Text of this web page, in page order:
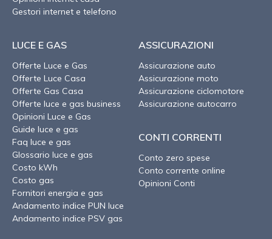
Gestori internet e telefono
LUCE E GAS
Offerte Luce e Gas
Offerte Luce Casa
Offerte Gas Casa
Offerte luce e gas business
Opinioni Luce e Gas
Guide luce e gas
Faq luce e gas
Glossario luce e gas
Costo kWh
Costo gas
Fornitori energia e gas
Andamento indice PUN luce
Andamento indice PSV gas
ASSICURAZIONI
Assicurazione auto
Assicurazione moto
Assicurazione ciclomotore
Assicurazione autocarro
CONTI CORRENTI
Conto zero spese
Conto corrente online
Opinioni Conti